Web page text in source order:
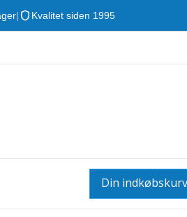
| Kvalitet siden 1995
Din